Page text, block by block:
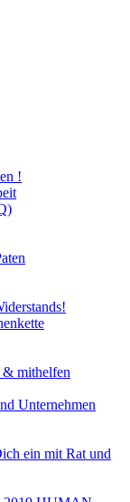
!
mithelfen
Unternehmen
ein mit Rat und